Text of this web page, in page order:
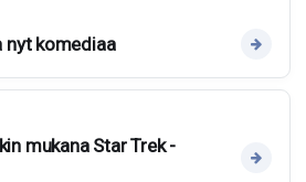
nyt komediaa
mukana Star Trek -